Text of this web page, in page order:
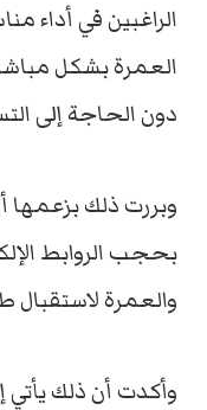
الراغبين في أداء
العمرة بشكل
دون الحاجة إلى
وبررت ذلك
بحجب الروابط
والعمرة لاستقبال
وأكدت أن ذلك يأتي